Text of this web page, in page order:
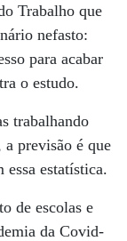
Trabalho que
nefasto:
para acabar
o estudo.
trabalhando
previsão é que
essa estatística.
de escolas e
da Covid-